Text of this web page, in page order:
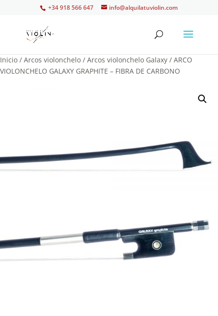
+34 918 566 647 info@alquilatuviolin.com
Inicio / Arcos violonchelo / Arcos violonchelo Galaxy / ARCO
VIOLONCHELO GALAXY GRAPHITE – FIBRA DE CARBONO